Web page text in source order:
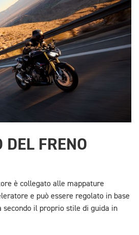
DEL FRENO
è collegato alle mappature
e può essere regolato in base
il proprio stile di guida in